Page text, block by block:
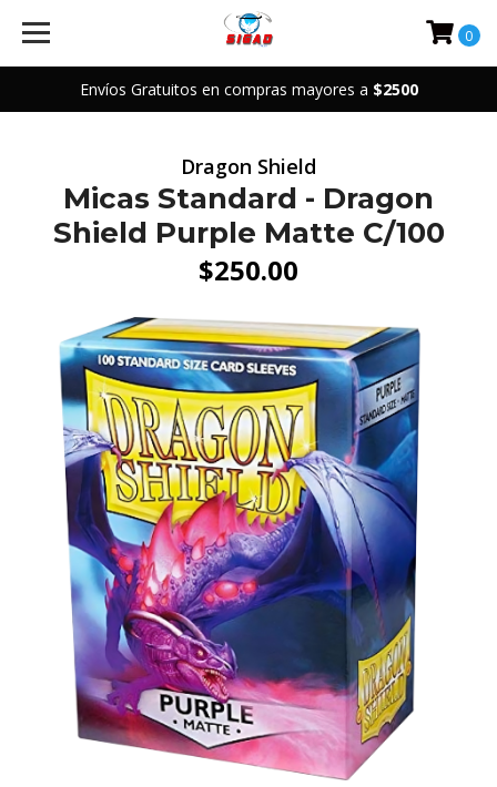
Envíos Gratuitos en compras mayores a $2500
0
Dragon Shield
Micas Standard - Dragon
Shield Purple Matte C/100
$250.00